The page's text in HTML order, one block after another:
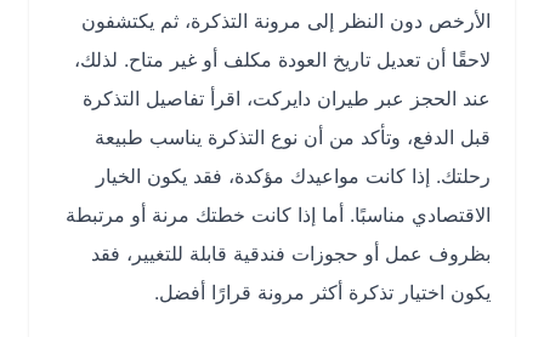
الأرخص دون النظر إلى مرونة التذكرة، ثم يكتشفون
لاحقًا أن تعديل تاريخ العودة مكلف أو غير متاح. لذلك،
عند الحجز عبر طيران دايركت، اقرأ تفاصيل التذكرة
قبل الدفع، وتأكد من أن نوع التذكرة يناسب طبيعة
رحلتك. إذا كانت مواعيدك مؤكدة، فقد يكون الخيار
الاقتصادي مناسبًا. أما إذا كانت خطتك مرنة أو مرتبطة
بظروف عمل أو حجوزات فندقية قابلة للتغيير، فقد
يكون اختيار تذكرة أكثر مرونة قرارًا أفضل.